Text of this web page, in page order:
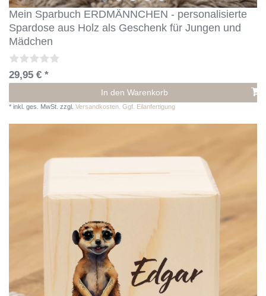
Mein Sparbuch ERDMÄNNCHEN - personalisierte
Spardose aus Holz als Geschenk für Jungen und
Mädchen
29,95 € *
In den Warenkorb
* inkl. ges. MwSt. zzgl. Versandkosten. Ggf. Eilanfertigung